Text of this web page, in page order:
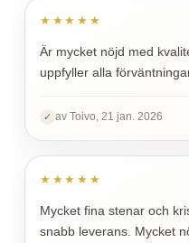
★★★★★
Är mycket nöjd med
uppfyller alla
✓ av Toivo, 21 jan. 2026
★★★★★
Mycket fina stenar och
snabb leverans. Mycket